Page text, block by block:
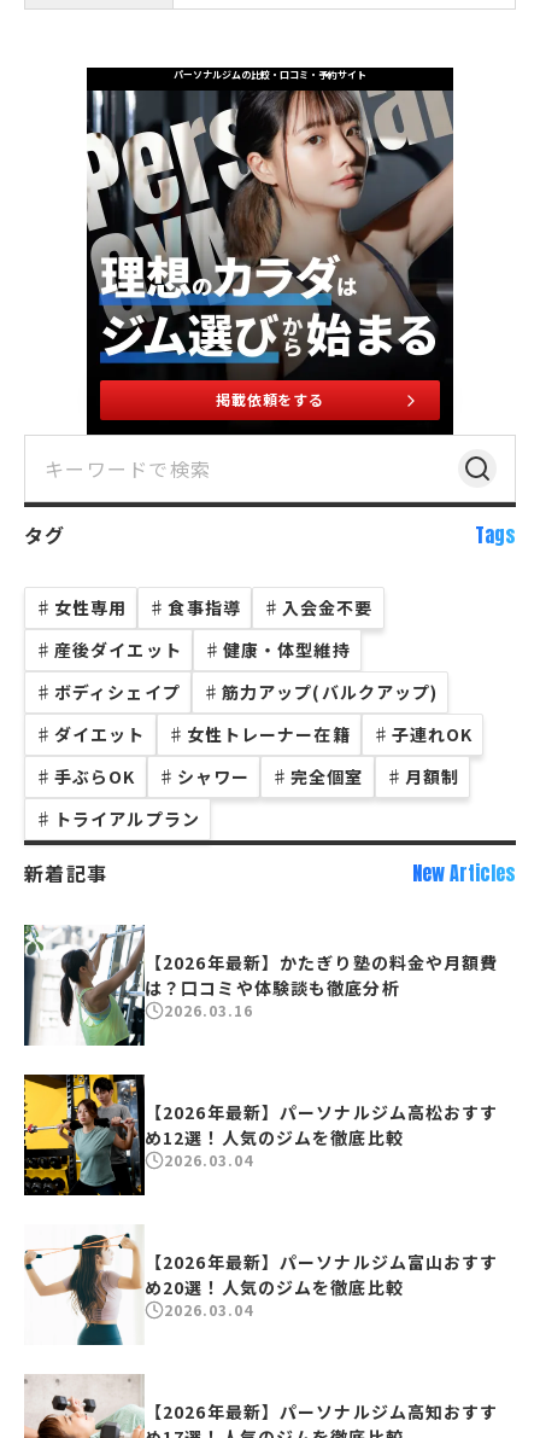
パーソナルジムの比較・口コミ・予約サイト
掲載依頼をする
タグ Tags
♯ 女性専用 ♯ 食事指導 ♯ 入会金不要
♯ 産後ダイエット ♯ 健康・体型維持
♯ ボディシェイプ ♯ 筋力アップ(バルクアップ)
♯ ダイエット ♯ 女性トレーナー在籍 ♯ 子連れOK
♯ 手ぶらOK ♯ シャワー ♯ 完全個室 ♯ 月額制
♯ トライアルプラン
新着記事 New Articles
【2026年最新】かたぎり塾の料金や月額費
は？口コミや体験談も徹底分析
2026.03.16
【2026年最新】パーソナルジム高松おすす
め12選！人気のジムを徹底比較
2026.03.04
【2026年最新】パーソナルジム富山おすす
め20選！人気のジムを徹底比較
2026.03.04
【2026年最新】パーソナルジム高知おすす